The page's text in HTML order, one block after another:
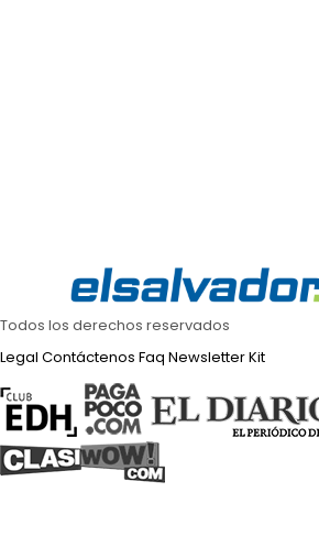
Todos los derechos reservados
Legal Contáctenos Faq NewsletterKit